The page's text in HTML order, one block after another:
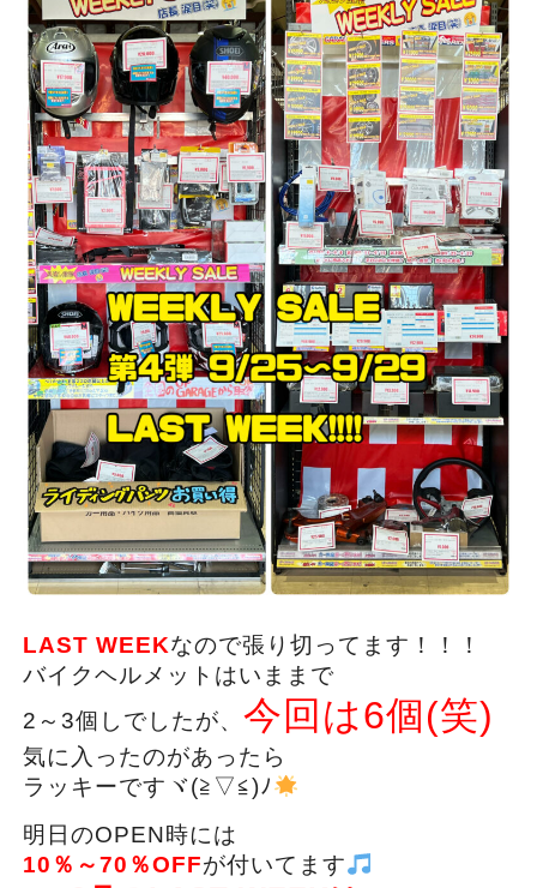
LAST WEEKなので張り切ってます！！！
バイクヘルメットはいままで
2～3個しでしたが、 今回は6個(笑)
気に入ったのがあったら
ラッキーですヾ(≧▽≦)ﾉ
明日のOPEN時には
10％～70％OFFが付いてます